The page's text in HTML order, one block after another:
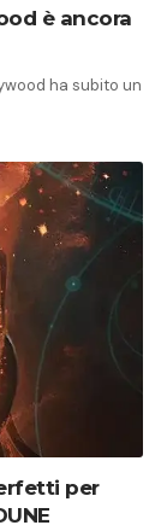
è ancora
ha subito un
per